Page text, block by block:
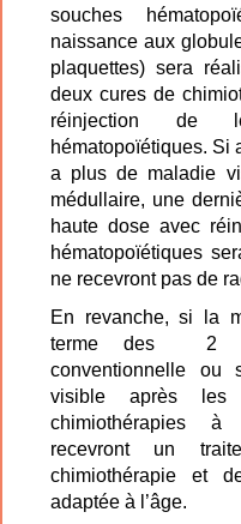
souches
naissance aux
plaquettes) sera
deux cures de
réinjection de
hématopoïétiques. Si
a plus de maladie
médullaire, une
haute dose avec
hématopoïétiques
ne recevront pas de
En revanche, si la
terme des 2
conventionnelle ou
visible après
chimiothérapies
recevront un
chimiothérapie et
adaptée à l’âge.